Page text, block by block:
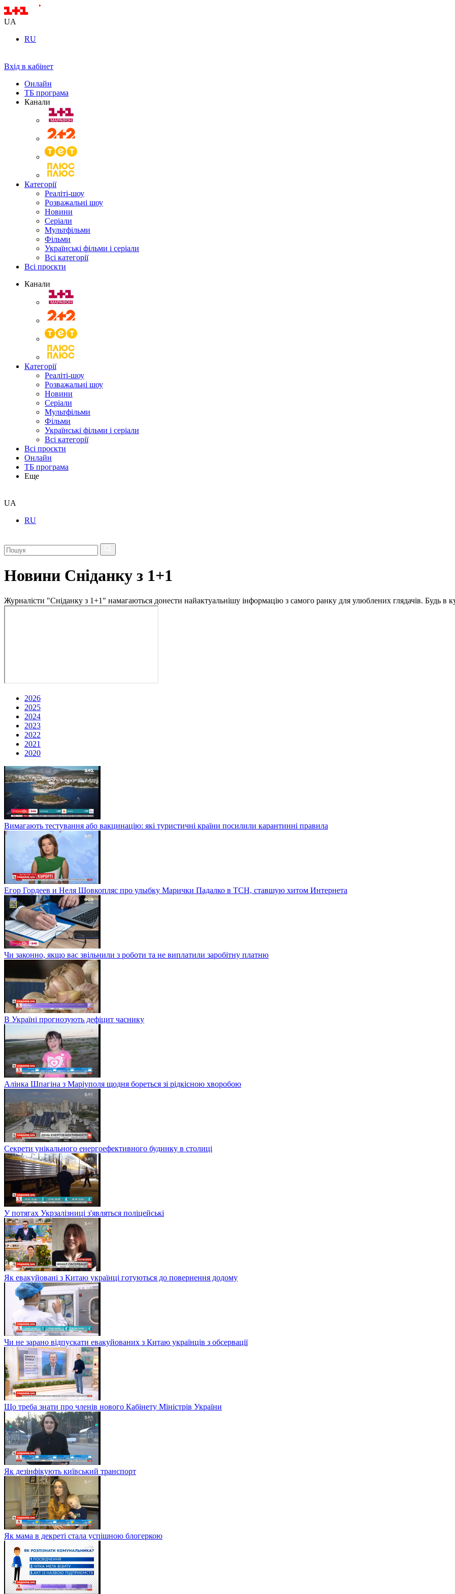
UA
RU
Вхід в кабінет
Онлайн
ТБ програма
Канали
Категорії
Реаліті-шоу
Розважальні шоу
Новини
Серіали
Мультфільми
Фільми
Українські фільми і серіали
Всі категорії
Всі проєкти
Канали
Категорії
Реаліті-шоу
Розважальні шоу
Новини
Серіали
Мультфільми
Фільми
Українські фільми і серіали
Всі категорії
Всі проєкти
Онлайн
ТБ програма
Еще
UA
RU
Новини Сніданку з 1+1
Журналісти "Сніданку з 1+1" намагаються донести найактуальнішу інформацію з самого ранку для улюблених глядачів. Будь в
2026
2025
2024
2023
2022
2021
2020
Вимагають тестування або вакцинацію: які туристичні країни посилили карантинні правила
Егор Гордеев и Неля Шовкопляс про улыбку Марички Падалко в ТСН, ставшую хитом Интернета
Чи законно, якщо вас звільнили з роботи та не виплатили заробітну платню
В Україні прогнозують дефіцит часнику
Алінка Шпагіна з Маріуполя щодня бореться зі рідкісною хворобою
Секрети унікального енергоефективного будинку в столиці
У потягах Укрзалізниці з'являться поліцейські
Як евакуйовані з Китаю українці готуються до повернення додому
Чи не зарано відпускати евакуйованих з Китаю українців з обсервації
Що треба знати про членів нового Кабінету Міністрів України
Як дезінфікують київський транспорт
Як мама в декреті стала успішною блогеркою